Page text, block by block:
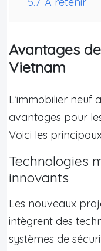
Avantages
Vietnam
L’immobilier neuf
avantages pour
Voici les
Technologies
innovants
Les nouveaux
intègrent des
systèmes de